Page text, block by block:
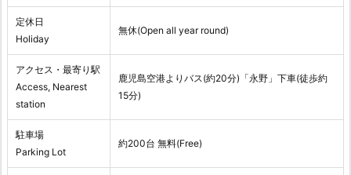
定休日
Holiday
無休(Open all year round)
アクセス・最寄り駅
Access, Nearest
station
鹿児島空港よりバス(約20分)「永野」下車(徒歩約
15分)
駐車場
Parking Lot
約200台 無料(Free)